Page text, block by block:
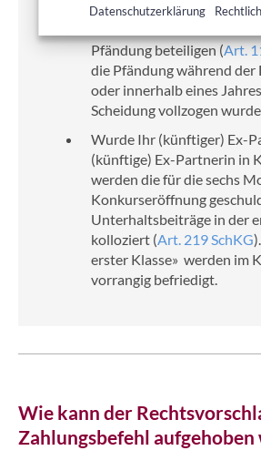
auch ohne eigene
Pfändung beteiligen (Art.
die Pfändung während der
oder innerhalb eines
Scheidung vollzogen
Wurde Ihr (künftiger) Ex-
(künftige) Ex-Partnerin in
werden die für die sechs
Konkurseröffnung
Unterhaltsbeiträge in der
kolloziert (Art. 219 SchKG
erster Klasse» werden im
vorrangig befriedigt.
Wie kann der
Zahlungsbefehl aufgehoben
Datenschutzerklärung